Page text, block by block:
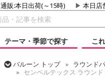
通販:本日出荷(～15時) 本日店
テーマ・季節で探す
こ
バルーン トップ ラウンド
センペルテックス ラウン